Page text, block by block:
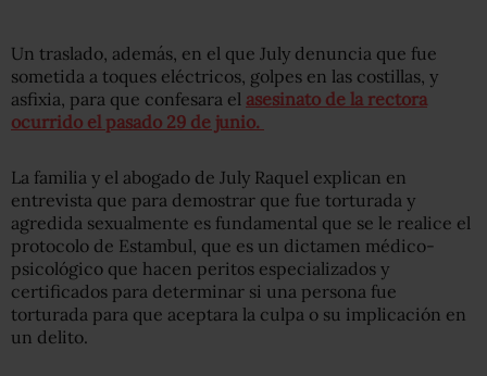
Un traslado, además, en el que July denuncia que fue
sometida a toques eléctricos, golpes en las costillas, y
asfixia, para que confesara el asesinato de la rectora
ocurrido el pasado 29 de junio.
La familia y el abogado de July Raquel explican en
entrevista que para demostrar que fue torturada y
agredida sexualmente es fundamental que se le realice el
protocolo de Estambul, que es un dictamen médico-
psicológico que hacen peritos especializados y
certificados para determinar si una persona fue
torturada para que aceptara la culpa o su implicación en
un delito.